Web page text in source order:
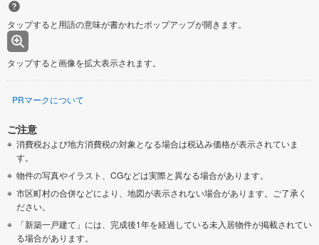
タップすると用語の意味が書かれたポップアップが開きます。
タップすると画像を拡大表示されます。
PRマークについて
ご注意
消費税および地方消費税の対象となる場合は税込み価格が表示されていま
す。
物件の写真やイラスト、CGなどは実際と異なる場合があります。
市区町村の合併などにより、地図が表示されない場合があります。ご了承く
ださい。
「新築一戸建て」には、完成後1年を経過している未入居物件が掲載されてい
る場合があります。